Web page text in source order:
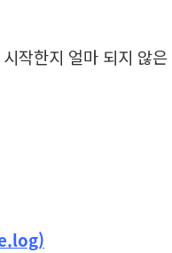
작한지 얼마 되지 않